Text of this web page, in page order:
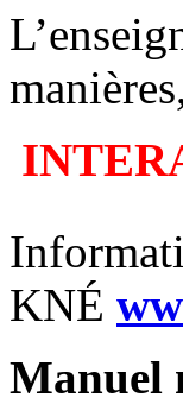
KNÉ
Manuel